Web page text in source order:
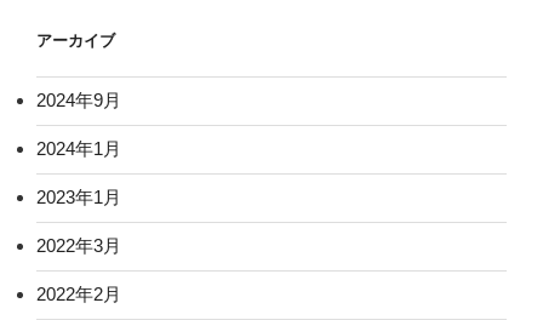
アーカイブ
2024年9月
2024年1月
2023年1月
2022年3月
2022年2月